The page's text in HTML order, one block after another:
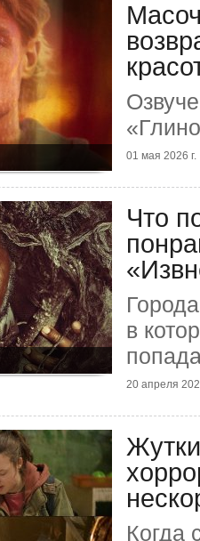
01 мая 2026 г.
Что
в
20 апреля
Когда